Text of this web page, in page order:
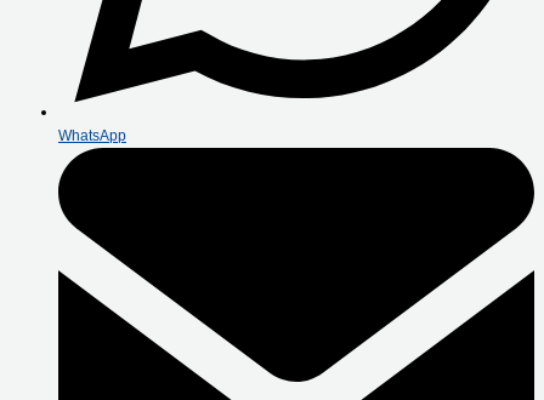
WhatsApp